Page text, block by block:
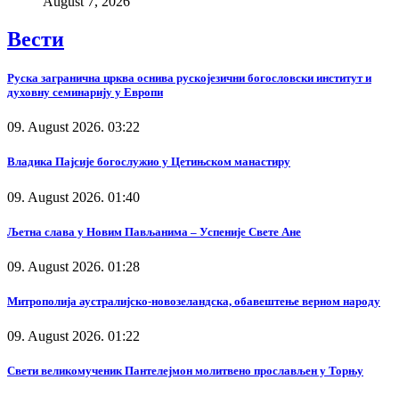
Вести
Руска загранична црква оснива рускојезични богословски институт и
духовну семинарију у Европи
09. August 2026. 03:22
Владика Пајсије богослужио у Цетињском манастиру
09. August 2026. 01:40
Љетна слава у Новим Пављанима – Успеније Свете Ане
09. August 2026. 01:28
Митрополија аустралијско-новозеландска, обавештење верном народу
09. August 2026. 01:22
Свети великомученик Пантелејмон молитвено прослављен у Торњу